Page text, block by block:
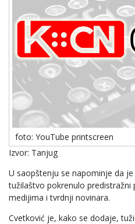
foto: YouTube printscreen
Izvor: Tanjug
U saopštenju se napominje da
tužilaštvo pokrenulo
medijima i tvrdnji novinara.
Cvetković je, kako se dodaje,